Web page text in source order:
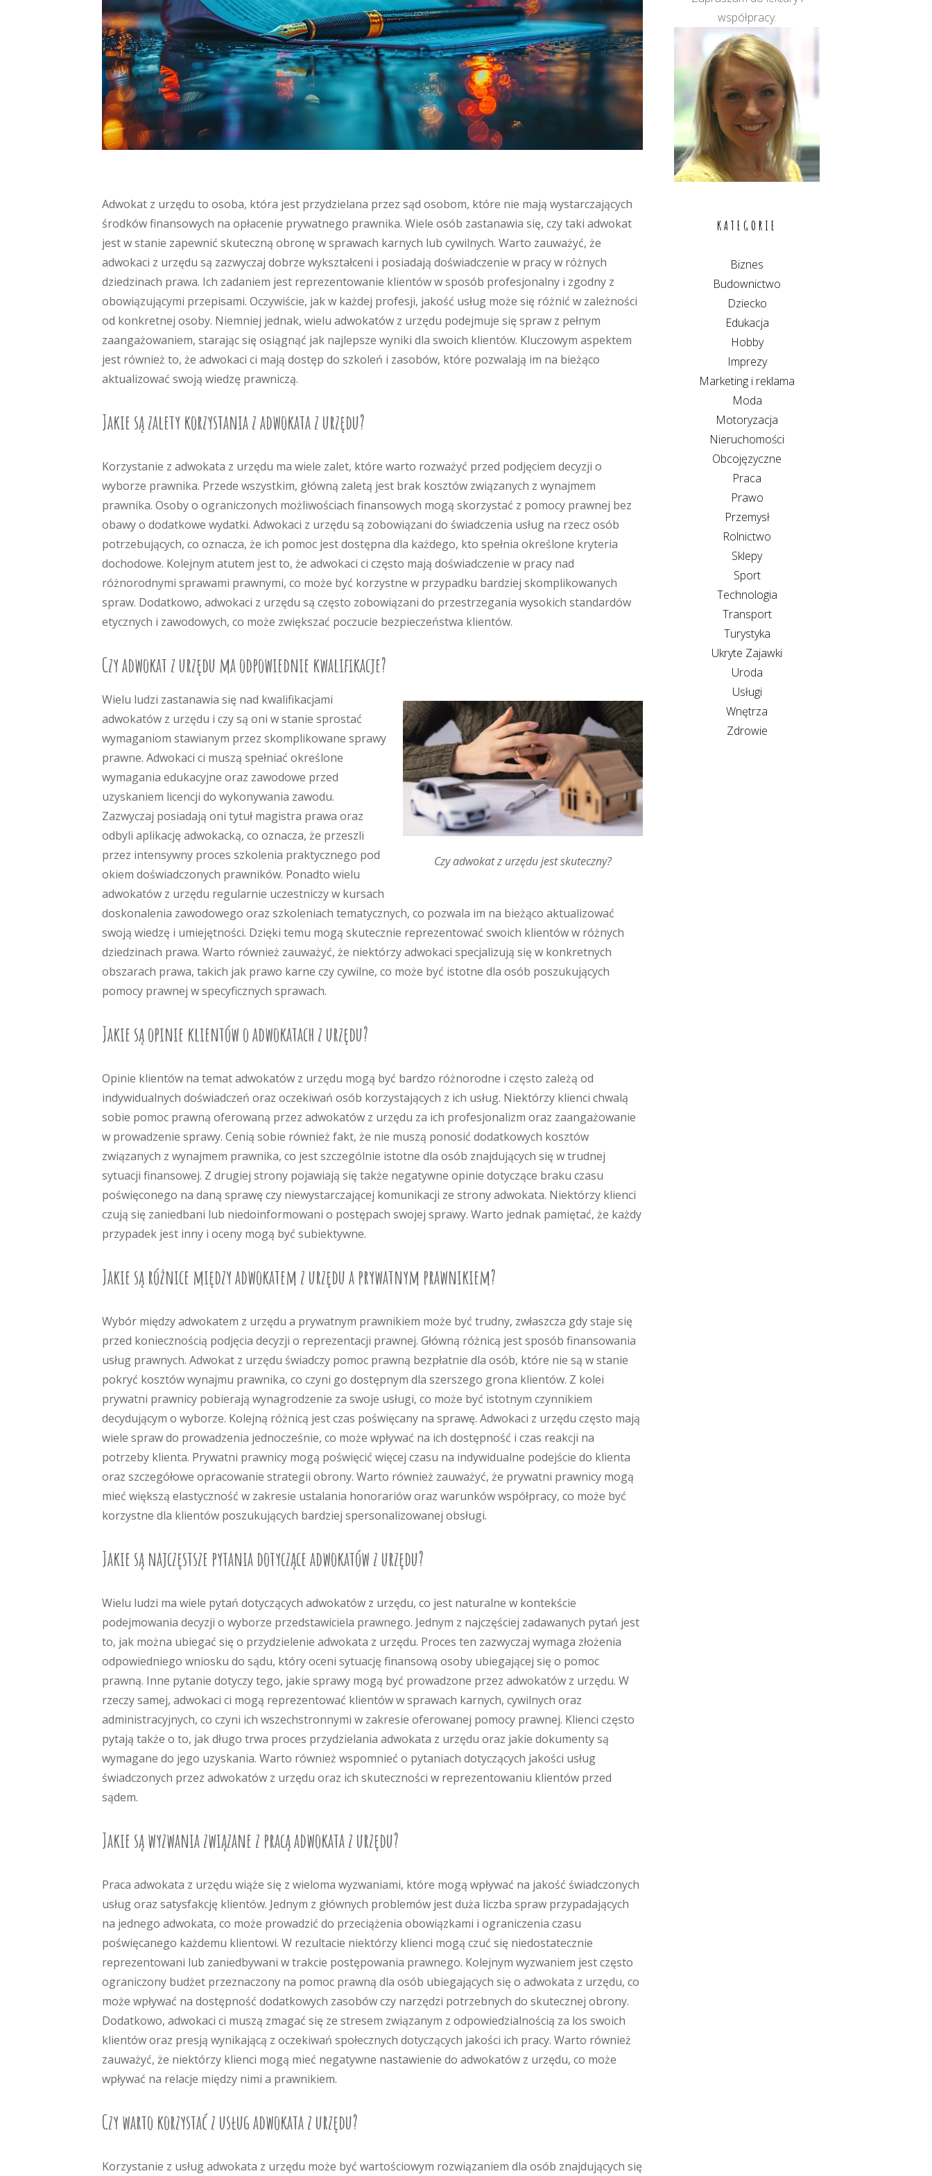
Adwokat z urzędu to osoba, która jest przydzielana przez sąd osobom, które nie mają wystarczających
środków finansowych na opłacenie prywatnego prawnika. Wiele osób zastanawia się, czy taki adwokat
jest w stanie zapewnić skuteczną obronę w sprawach karnych lub cywilnych. Warto zauważyć, że
adwokaci z urzędu są zazwyczaj dobrze wykształceni i posiadają doświadczenie w pracy w różnych
dziedzinach prawa. Ich zadaniem jest reprezentowanie klientów w sposób profesjonalny i zgodny z
obowiązującymi przepisami. Oczywiście, jak w każdej profesji, jakość usług może się różnić w zależności
od konkretnej osoby. Niemniej jednak, wielu adwokatów z urzędu podejmuje się spraw z pełnym
zaangażowaniem, starając się osiągnąć jak najlepsze wyniki dla swoich klientów. Kluczowym aspektem
jest również to, że adwokaci ci mają dostęp do szkoleń i zasobów, które pozwalają im na bieżąco
aktualizować swoją wiedzę prawniczą.
Jakie są zalety korzystania z adwokata z urzędu?
Korzystanie z adwokata z urzędu ma wiele zalet, które warto rozważyć przed podjęciem decyzji o
wyborze prawnika. Przede wszystkim, główną zaletą jest brak kosztów związanych z wynajmem
prawnika. Osoby o ograniczonych możliwościach finansowych mogą skorzystać z pomocy prawnej bez
obawy o dodatkowe wydatki. Adwokaci z urzędu są zobowiązani do świadczenia usług na rzecz osób
potrzebujących, co oznacza, że ich pomoc jest dostępna dla każdego, kto spełnia określone kryteria
dochodowe. Kolejnym atutem jest to, że adwokaci ci często mają doświadczenie w pracy nad
różnorodnymi sprawami prawnymi, co może być korzystne w przypadku bardziej skomplikowanych
spraw. Dodatkowo, adwokaci z urzędu są często zobowiązani do przestrzegania wysokich standardów
etycznych i zawodowych, co może zwiększać poczucie bezpieczeństwa klientów.
Czy adwokat z urzędu ma odpowiednie kwalifikacje?
Czy adwokat z urzędu jest skuteczny?
Wielu ludzi zastanawia się nad kwalifikacjami
adwokatów z urzędu i czy są oni w stanie sprostać
wymaganiom stawianym przez skomplikowane sprawy
prawne. Adwokaci ci muszą spełniać określone
wymagania edukacyjne oraz zawodowe przed
uzyskaniem licencji do wykonywania zawodu.
Zazwyczaj posiadają oni tytuł magistra prawa oraz
odbyli aplikację adwokacką, co oznacza, że przeszli
przez intensywny proces szkolenia praktycznego pod
okiem doświadczonych prawników. Ponadto wielu
adwokatów z urzędu regularnie uczestniczy w kursach
doskonalenia zawodowego oraz szkoleniach tematycznych, co pozwala im na bieżąco aktualizować
swoją wiedzę i umiejętności. Dzięki temu mogą skutecznie reprezentować swoich klientów w różnych
dziedzinach prawa. Warto również zauważyć, że niektórzy adwokaci specjalizują się w konkretnych
obszarach prawa, takich jak prawo karne czy cywilne, co może być istotne dla osób poszukujących
pomocy prawnej w specyficznych sprawach.
Jakie są opinie klientów o adwokatach z urzędu?
Opinie klientów na temat adwokatów z urzędu mogą być bardzo różnorodne i często zależą od
indywidualnych doświadczeń oraz oczekiwań osób korzystających z ich usług. Niektórzy klienci chwalą
sobie pomoc prawną oferowaną przez adwokatów z urzędu za ich profesjonalizm oraz zaangażowanie
w prowadzenie sprawy. Cenią sobie również fakt, że nie muszą ponosić dodatkowych kosztów
związanych z wynajmem prawnika, co jest szczególnie istotne dla osób znajdujących się w trudnej
sytuacji finansowej. Z drugiej strony pojawiają się także negatywne opinie dotyczące braku czasu
poświęconego na daną sprawę czy niewystarczającej komunikacji ze strony adwokata. Niektórzy klienci
czują się zaniedbani lub niedoinformowani o postępach swojej sprawy. Warto jednak pamiętać, że każdy
przypadek jest inny i oceny mogą być subiektywne.
Jakie są różnice między adwokatem z urzędu a prywatnym prawnikiem?
Wybór między adwokatem z urzędu a prywatnym prawnikiem może być trudny, zwłaszcza gdy staje się
przed koniecznością podjęcia decyzji o reprezentacji prawnej. Główną różnicą jest sposób finansowania
usług prawnych. Adwokat z urzędu świadczy pomoc prawną bezpłatnie dla osób, które nie są w stanie
pokryć kosztów wynajmu prawnika, co czyni go dostępnym dla szerszego grona klientów. Z kolei
prywatni prawnicy pobierają wynagrodzenie za swoje usługi, co może być istotnym czynnikiem
decydującym o wyborze. Kolejną różnicą jest czas poświęcany na sprawę. Adwokaci z urzędu często mają
wiele spraw do prowadzenia jednocześnie, co może wpływać na ich dostępność i czas reakcji na
potrzeby klienta. Prywatni prawnicy mogą poświęcić więcej czasu na indywidualne podejście do klienta
oraz szczegółowe opracowanie strategii obrony. Warto również zauważyć, że prywatni prawnicy mogą
mieć większą elastyczność w zakresie ustalania honorariów oraz warunków współpracy, co może być
korzystne dla klientów poszukujących bardziej spersonalizowanej obsługi.
Jakie są najczęstsze pytania dotyczące adwokatów z urzędu?
Wielu ludzi ma wiele pytań dotyczących adwokatów z urzędu, co jest naturalne w kontekście
podejmowania decyzji o wyborze przedstawiciela prawnego. Jednym z najczęściej zadawanych pytań jest
to, jak można ubiegać się o przydzielenie adwokata z urzędu. Proces ten zazwyczaj wymaga złożenia
odpowiedniego wniosku do sądu, który oceni sytuację finansową osoby ubiegającej się o pomoc
prawną. Inne pytanie dotyczy tego, jakie sprawy mogą być prowadzone przez adwokatów z urzędu. W
rzeczy samej, adwokaci ci mogą reprezentować klientów w sprawach karnych, cywilnych oraz
administracyjnych, co czyni ich wszechstronnymi w zakresie oferowanej pomocy prawnej. Klienci często
pytają także o to, jak długo trwa proces przydzielania adwokata z urzędu oraz jakie dokumenty są
wymagane do jego uzyskania. Warto również wspomnieć o pytaniach dotyczących jakości usług
świadczonych przez adwokatów z urzędu oraz ich skuteczności w reprezentowaniu klientów przed
sądem.
Jakie są wyzwania związane z pracą adwokata z urzędu?
Praca adwokata z urzędu wiąże się z wieloma wyzwaniami, które mogą wpływać na jakość świadczonych
usług oraz satysfakcję klientów. Jednym z głównych problemów jest duża liczba spraw przypadających
na jednego adwokata, co może prowadzić do przeciążenia obowiązkami i ograniczenia czasu
poświęcanego każdemu klientowi. W rezultacie niektórzy klienci mogą czuć się niedostatecznie
reprezentowani lub zaniedbywani w trakcie postępowania prawnego. Kolejnym wyzwaniem jest często
ograniczony budżet przeznaczony na pomoc prawną dla osób ubiegających się o adwokata z urzędu, co
może wpływać na dostępność dodatkowych zasobów czy narzędzi potrzebnych do skutecznej obrony.
Dodatkowo, adwokaci ci muszą zmagać się ze stresem związanym z odpowiedzialnością za los swoich
klientów oraz presją wynikającą z oczekiwań społecznych dotyczących jakości ich pracy. Warto również
zauważyć, że niektórzy klienci mogą mieć negatywne nastawienie do adwokatów z urzędu, co może
wpływać na relacje między nimi a prawnikiem.
Czy warto korzystać z usług adwokata z urzędu?
Korzystanie z usług adwokata z urzędu może być wartościowym rozwiązaniem dla osób znajdujących się
współpracy.
KATEGORIE
Biznes
Budownictwo
Dziecko
Edukacja
Hobby
Imprezy
Marketing i reklama
Moda
Motoryzacja
Nieruchomości
Obcojęzyczne
Praca
Prawo
Przemysł
Rolnictwo
Sklepy
Sport
Technologia
Transport
Turystyka
Ukryte Zajawki
Uroda
Usługi
Wnętrza
Zdrowie